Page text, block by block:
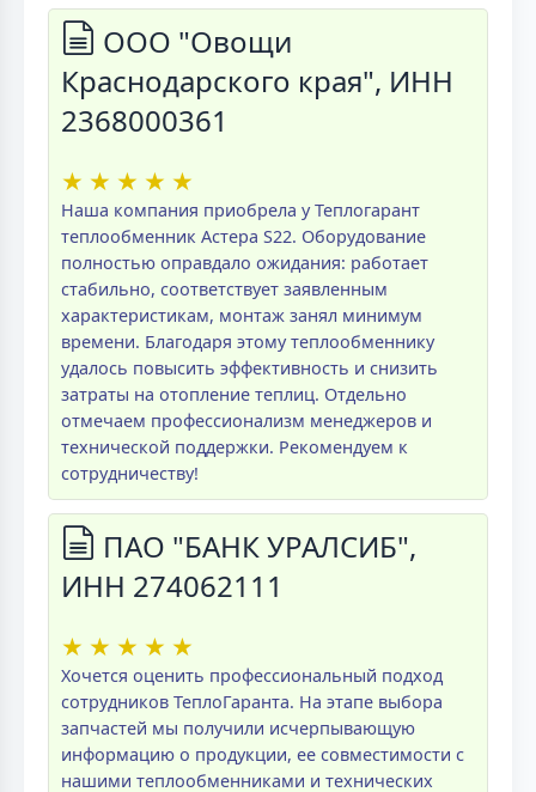
ООО "Овощи
Краснодарского края", ИНН
2368000361
★ ★ ★ ★ ★
Наша компания приобрела у Теплогарант
теплообменник Астера S22. Оборудование
полностью оправдало ожидания: работает
стабильно, соответствует заявленным
характеристикам, монтаж занял минимум
времени. Благодаря этому теплообменнику
удалось повысить эффективность и снизить
затраты на отопление теплиц. Отдельно
отмечаем профессионализм менеджеров и
технической поддержки. Рекомендуем к
сотрудничеству!
ПАО "БАНК УРАЛСИБ",
ИНН 274062111
★ ★ ★ ★ ★
Хочется оценить профессиональный подход
сотрудников ТеплоГаранта. На этапе выбора
запчастей мы получили исчерпывающую
информацию о продукции, ее совместимости с
нашими теплообменниками и технических